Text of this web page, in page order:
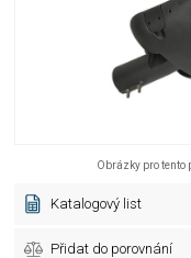
Obrázky pro
Katalogový list
Přidat do porovnání